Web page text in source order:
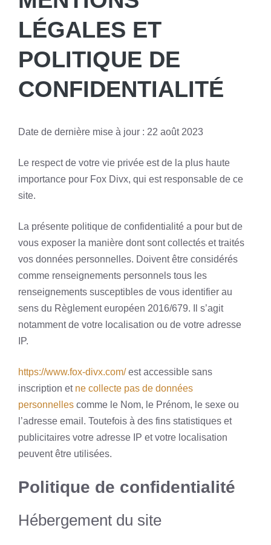
LÉGALES ET
POLITIQUE DE
CONFIDENTIALITÉ
Date de dernière mise à jour : 22 août 2023
Le respect de votre vie privée est de la plus haute
importance pour Fox Divx, qui est responsable de ce
site.
La présente politique de confidentialité a pour but de
vous exposer la manière dont sont collectés et traités
vos données personnelles. Doivent être considérés
comme renseignements personnels tous les
renseignements susceptibles de vous identifier au
sens du Règlement européen 2016/679. Il s’agit
notamment de votre localisation ou de votre adresse
IP.
https://www.fox-divx.com/est accessible sans
inscription et ne collecte pas de données
personnelles comme le Nom, le Prénom, le sexe ou
l’adresse email. Toutefois à des fins statistiques et
publicitaires votre adresse IP et votre localisation
peuvent être utilisées.
Politique de confidentialité
Hébergement du site